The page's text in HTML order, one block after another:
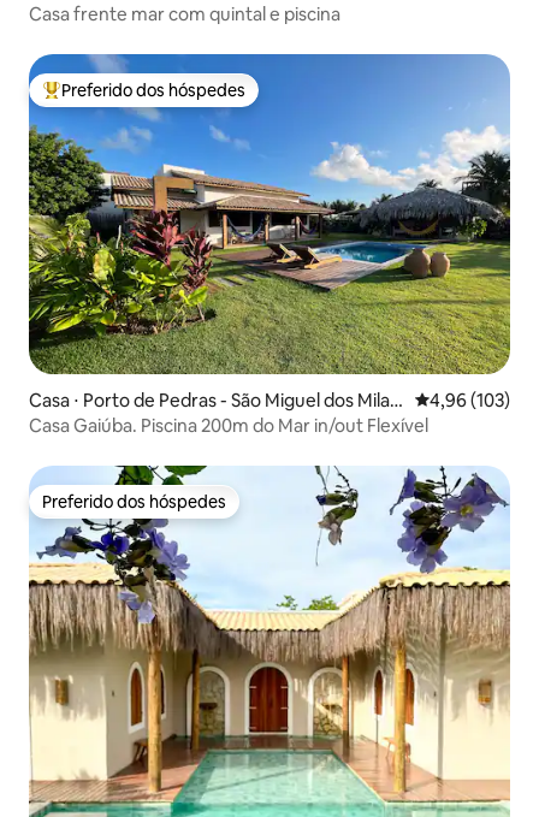
Casa frente mar com quintal e piscina
Entre os melhores preferidos dos hóspedes
Preferido dos hóspedes
Casa ⋅ Porto de Pedras - São Miguel dos Milag
res
4,96 de uma
4,96 (103)
Casa Gaiúba. Piscina 200m do Mar in/out Flexível
Preferido dos hóspedes
Preferido dos hóspedes